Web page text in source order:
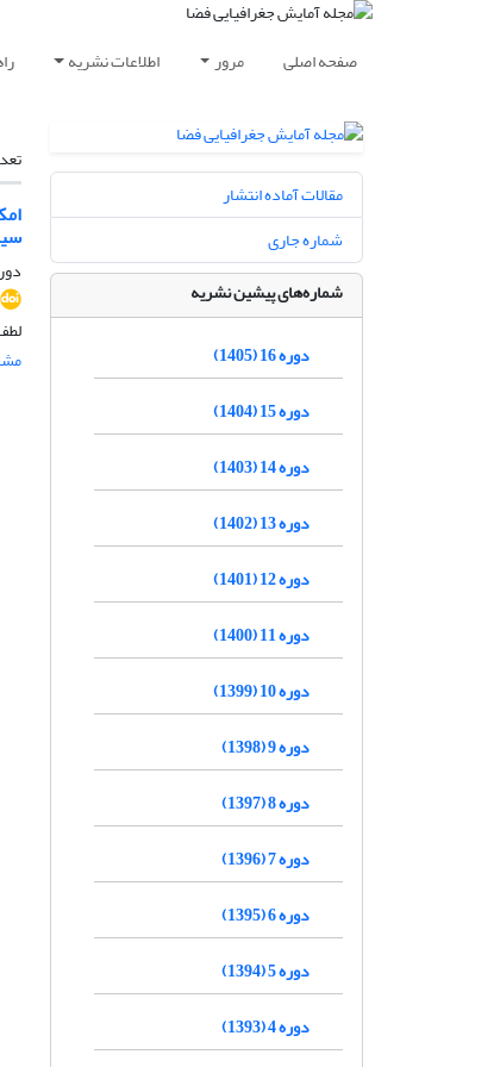
صفحه اصلی مرور اطلاعات نشریه
دوره 16، شماره
مقالات آماده انتشار
شماره جاری
شماره‌های پیشین نشریه
دوره 16 (1405)
دوره 15 (1404)
دوره 14 (1403)
دوره 13 (1402)
دوره 12 (1401)
دوره 11 (1400)
دوره 10 (1399)
دوره 9 (1398)
دوره 8 (1397)
دوره 7 (1396)
دوره 6 (1395)
دوره 5 (1394)
دوره 4 (1393)